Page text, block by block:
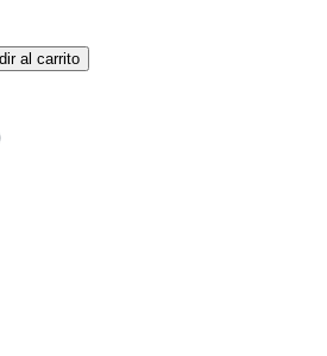
al carrito